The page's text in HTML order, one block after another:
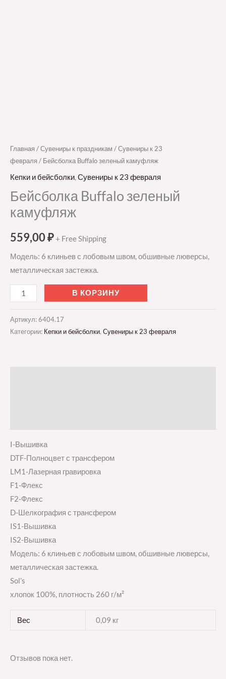
Главная /Сувениры к праздникам /Сувениры к 23
февраля / Бейсболка Buffalo зеленый камуфляж
Кепки и бейсболки,Сувениры к 23 февраля
Бейсболка Buffalo зеленый
камуфляж
559,00₽+ Free Shipping
Модель: 6 клиньев с лобовым швом, обшивные люверсы,
металлическая застежка.
В КОРЗИНУ
Артикул:6404.17
Категории: Кепки и бейсболки, Сувениры к 23 февраля
I-Вышивка
DTF-Полноцвет с трансфером
LM1-Лазерная гравировка
F1-Флекс
F2-Флекс
D-Шелкография с трансфером
IS1-Вышивка
IS2-Вышивка
Модель: 6 клиньев с лобовым швом, обшивные люверсы,
металлическая застежка.
Sol’s
хлопок 100%, плотность 260 г/м²
Вес 0,09 кг
Отзывов пока нет.